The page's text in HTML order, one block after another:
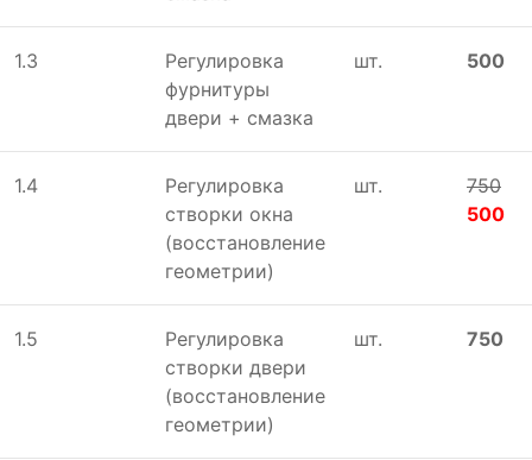
1.3
Регулировка
фурнитуры
двери + смазка
шт. 500
1.4
Регулировка
створки окна
(восстановление
геометрии)
шт.
750
500
1.5
Регулировка
створки двери
(восстановление
геометрии)
шт. 750